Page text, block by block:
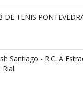
DE TENIS
Santiago - R.C. A
Rial